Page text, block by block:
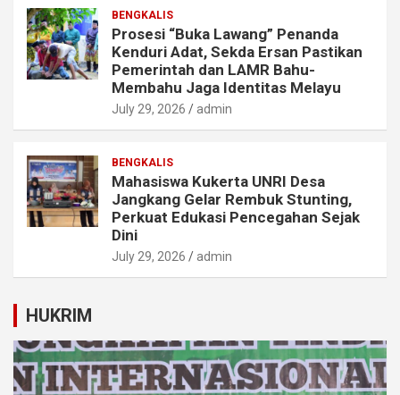
BENGKALIS
Prosesi “Buka Lawang” Penanda
Kenduri Adat, Sekda Ersan Pastikan
Pemerintah dan LAMR Bahu-
Membahu Jaga Identitas Melayu
July 29, 2026 admin
BENGKALIS
Mahasiswa Kukerta UNRI Desa
Jangkang Gelar Rembuk Stunting,
Perkuat Edukasi Pencegahan Sejak
Dini
July 29, 2026 admin
HUKRIM